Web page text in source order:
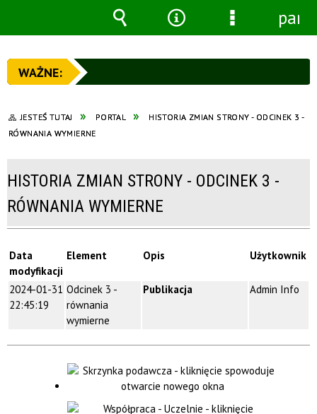
JESTEŚ TUTAJ PORTAL
HISTORIA ZMIAN STRONY - ODCINEK 3 -
RÓWNANIA WYMIERNE
HISTORIA ZMIAN STRONY - ODCINEK 3 -
RÓWNANIA WYMIERNE
Data
modyfikacji
Element Opis Użytkownik
2024-01-31
22:45:19
Odcinek 3 -
równania
wymierne
Publikacja Admin Info
Wyszukiwarka
NarzędziaMenu
szczegółowe